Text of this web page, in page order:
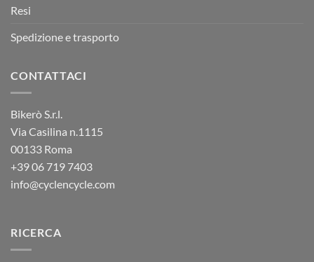
Resi
Spedizione e trasporto
CONTATTACI
Bikerò S.r.l.
Via Casilina n.1115
00133 Roma
+3906 719 7403
info@cyclencycle.com
RICERCA